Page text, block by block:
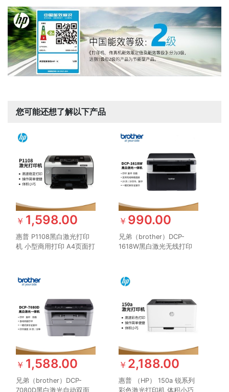
您可能还想了解以下产品
￥ 1,598.00
惠普 P1108黑白激光打印
机 小型商用打印 A4页面打
￥ 990.00
兄弟（brother）DCP-
1618W黑白激光无线打印
￥ 1,588.00
兄弟（brother）DCP-
7080D黑白激光自动双面
￥ 2,188.00
惠普 （HP） 150a 锐系列
彩色激光打印机 体积小巧